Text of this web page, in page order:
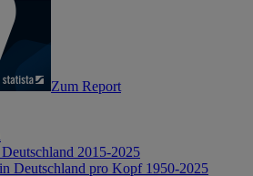
Zum Report
2015-2025
Deutschland pro Kopf 1950-2025